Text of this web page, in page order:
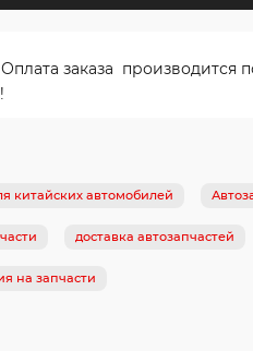
заказа производится
китайских автомобилей
доставка автозапчастей
на запчасти